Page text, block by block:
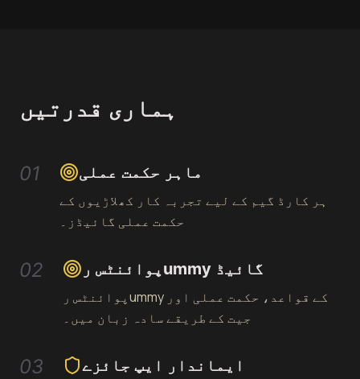
ہماری قدرتیں
01 ماہر حکمت عملی
ہر کارڈ گیم کے لیے تجربہ کار کھلاڑیوں کے
حکمت عملی گائیڈز۔
02 پوائنٹس رummy گائیڈ
پوائنٹس رummy کے قواعد، حکمت عملی اور
جیت کے طریقے سادہ زبان میں۔
03 ایماندار ایپ جائزے